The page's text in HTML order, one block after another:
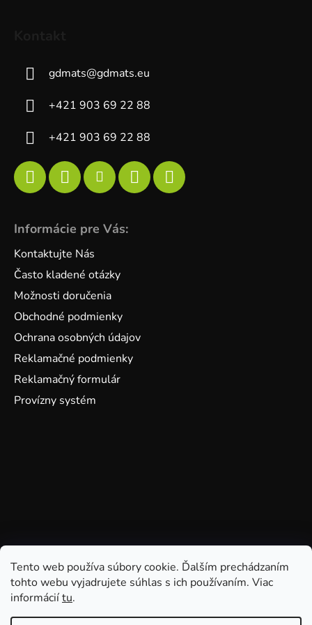
Tento web používa súbory cookie. Ďalším prechádzaním
tohto webu vyjadrujete súhlas s ich používaním. Viac
informáciítu.
gdmats@gdmats.eu
+421 903 69 22 88
+421 903 69 22 88
Informácie pre Vás:
Kontaktujte Nás
Často kladené otázky
Možnosti doručenia
Obchodné podmienky
Ochrana osobných údajov
Reklamačné podmienky
Reklamačný formulár
Provízny systém